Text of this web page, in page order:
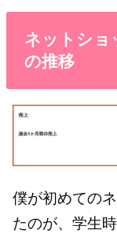
ネットショ
の推移
僕が初めての
たのが、学生時